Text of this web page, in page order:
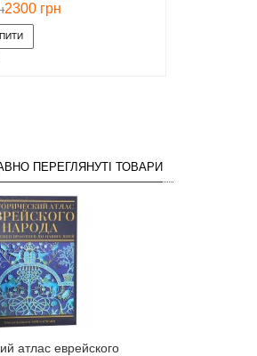
2300 грн
ПЕРЕГЛЯНУТІ ТОВАРИ
атлас еврейского